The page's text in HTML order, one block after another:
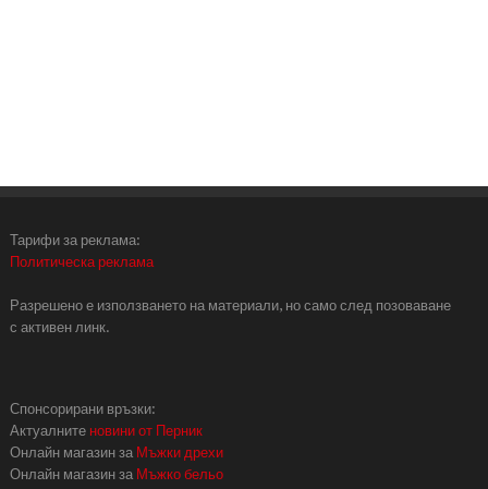
Тарифи за реклама:
Политическа реклама
Разрешено е използването на материали, но само след позоваване
с активен линк.
Спонсорирани връзки:
Актуалните новини от Перник
Онлайн магазин за Мъжки дрехи
Онлайн магазин за Мъжко бельо